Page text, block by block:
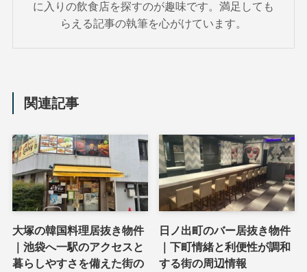
に入りの飲食店を探すのが趣味です。満足しても
らえる記事の執筆を心がけています。
関連記事
大塚の韓国料理居抜き物件
｜池袋へ一駅のアクセスと
暮らしやすさを備えた街の
日ノ出町のバー居抜き物件
｜下町情緒と利便性が調和
する街の周辺情報